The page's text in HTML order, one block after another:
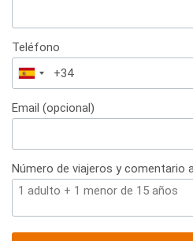
Teléfono
España
+34
Email (opcional)
Número de viajeros y comentario